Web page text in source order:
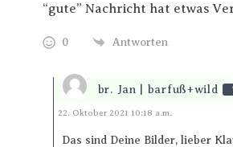
“gute” Nachricht hat etwas
0 Antworten
br. Jan | barfuß+wild
Antworten
22. Oktober 2021 10:18 a.m.
Das sind Deine Bilder, lieber